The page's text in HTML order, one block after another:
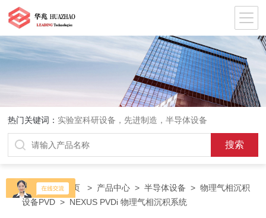
热门关键词： 实验室科研设备，先进制造，半导体设备
当前位置：首页 > 产品中心 >半导体设备 >物理气相沉积
设备PVD > NEXUS PVDi 物理气相沉积系统